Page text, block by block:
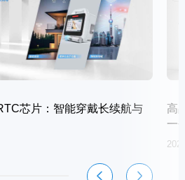
芯片：智能穿戴长续航与
高
一